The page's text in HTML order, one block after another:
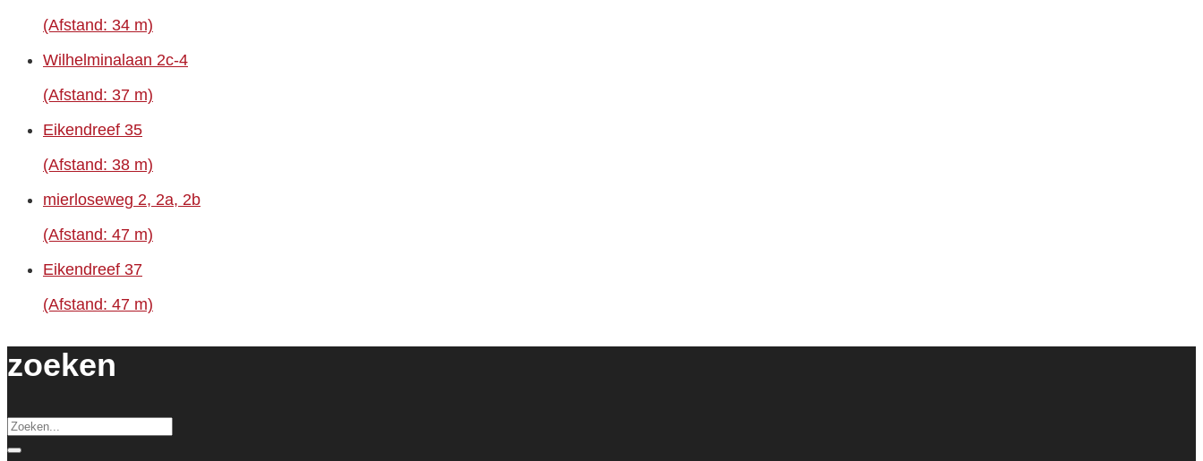
(Afstand: 34 m)
Wilhelminalaan 2c-4
(Afstand: 37 m)
Eikendreef 35
(Afstand: 38 m)
mierloseweg 2, 2a, 2b
(Afstand: 47 m)
Eikendreef 37
(Afstand: 47 m)
zoeken